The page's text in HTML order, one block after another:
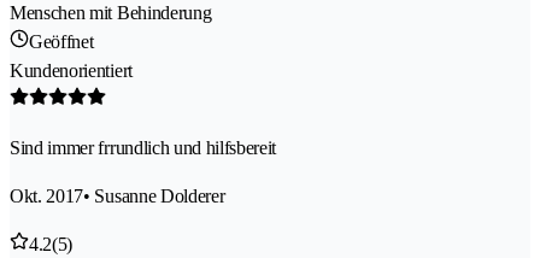
Menschen mit Behinderung
Geöffnet
Kundenorientiert
Sind immer frrundlich und hilfsbereit
Okt. 2017• Susanne Dolderer
4.2(5)